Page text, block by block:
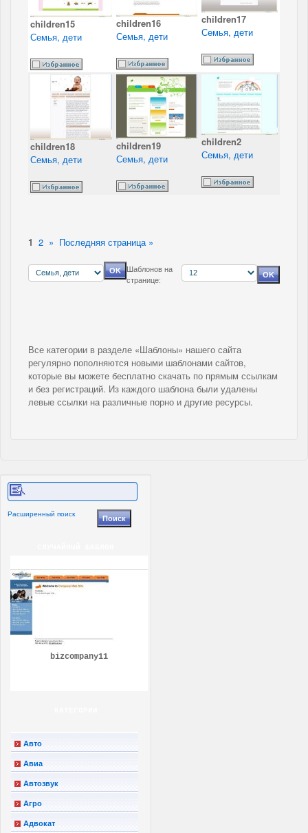
children15
Семья, дети
children16
Семья, дети
children17
Семья, дети
children18
Семья, дети
children19
Семья, дети
children2
Семья, дети
1 2 » Последняя страница »
Шаблонов на
странице:
Все категории в разделе «Шаблоны» нашего сайта
регулярно пополняются новыми шаблонами сайтов,
которые вы можете бесплатно скачать по прямым ссылкам
и без регистраций. Из каждого шаблона были удалены
левые ссылки на различные порно и другие ресурсы.
Расширенный поиск
bizcompany11
Авто
Авиа
Автозвук
Агро
Адвокат